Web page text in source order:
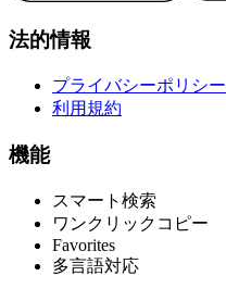
法的情報
プライバシーポリシー
利用規約
機能
スマート検索
ワンクリックコピー
Favorites
多言語対応